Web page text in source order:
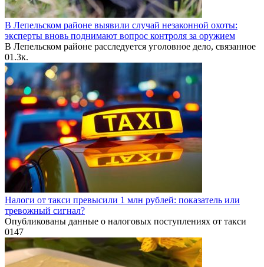
В Лепельском районе выявили случай незаконной охоты:
эксперты вновь поднимают вопрос контроля за оружием
В Лепельском районе расследуется уголовное дело, связанное
01.3к.
Налоги от такси превысили 1 млн рублей: показатель или
тревожный сигнал?
Опубликованы данные о налоговых поступлениях от такси
0147